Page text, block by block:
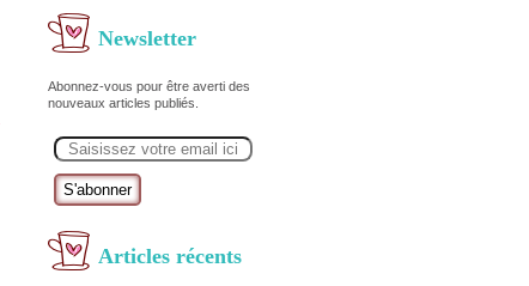
Newsletter
Abonnez-vous pour être averti des
nouveaux articles publiés.
m
Articles récents